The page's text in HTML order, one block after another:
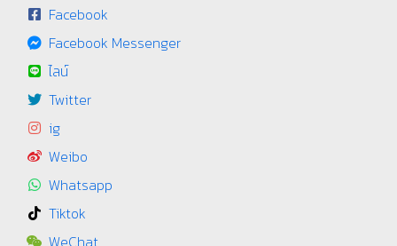
Facebook
Facebook Messenger
ไลน์
Twitter
ig
Weibo
Whatsapp
Tiktok
WeChat